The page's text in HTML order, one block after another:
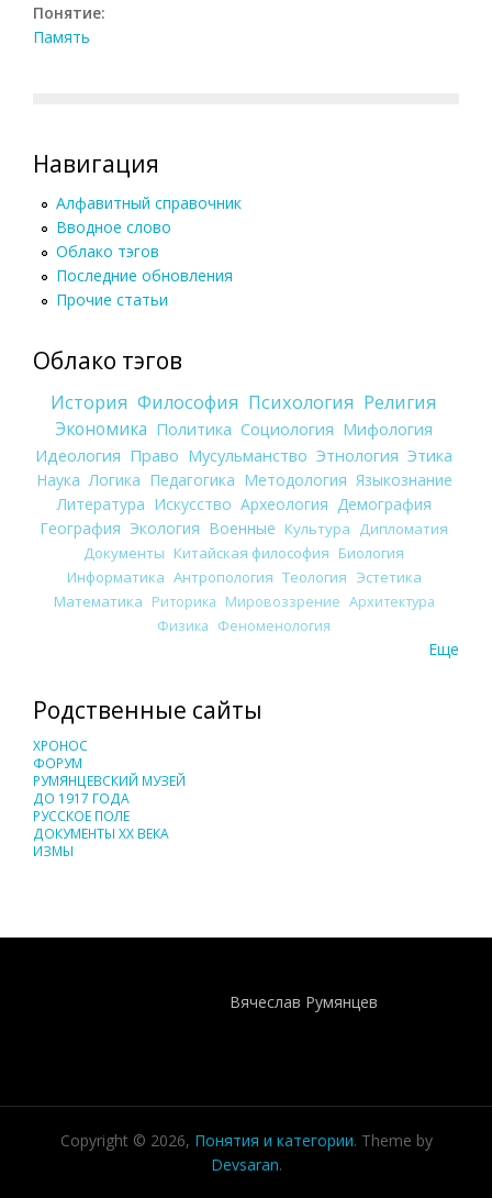
Понятие:
Память
Навигация
Алфавитный справочник
Вводное слово
Облако тэгов
Последние обновления
Прочие статьи
Облако тэгов
История Философия Психология Религия
Экономика Политика Социология Мифология
Идеология Право Мусульманство Этнология Этика
Наука Логика Педагогика Методология Языкознание
Литература Искусство Археология Демография
География Экология Военные Культура
Дипломатия
Документы Китайская философия Биология
Информатика Антропология Теология Эстетика
Математика Риторика Мировоззрение Архитектура
Физика Феноменология
Еще
Родственные сайты
ХРОНОС
ФОРУМ
РУМЯНЦЕВСКИЙ МУЗЕЙ
ДО 1917 ГОДА
РУССКОЕ ПОЛЕ
ДОКУМЕНТЫ XX ВЕКА
ИЗМЫ
Вячеслав Румянцев
Copyright © 2026, Понятия и категории. Theme by
Devsaran.